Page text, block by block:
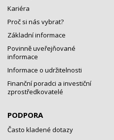
Kariéra
Proč si nás vybrat?
Základní informace
Povinně uveřejňované
informace
Informace o udržitelnosti
Finanční poradci a investiční
zprostředkovatelé
PODPORA
Často kladené dotazy